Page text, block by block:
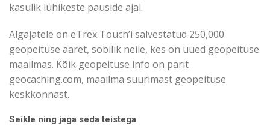
kasulik lühikeste pauside ajal.
Algajatele on eTrex Touch’i salvestatud 250,000
geopeituse aaret, sobilik neile, kes on uued geopeituse
maailmas. Kõik geopeituse info on pärit
geocaching.com, maailma suurimast geopeituse
keskkonnast.
Seikle ning jaga seda teistega